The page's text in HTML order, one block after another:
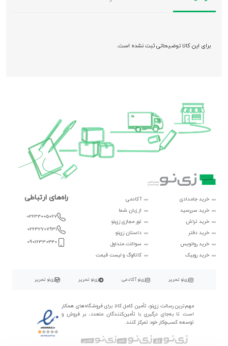
برای این کالا توضیحاتی ثبت نشده است.
خرید جامدادی
خرید سررسید
خرید تراش
خرید دفتر
خرید روانویس
خرید روبیک
آکادمی
از زبان شما
تور مجازی زی‌نو
داستان زی‌نو
سوالات متداول
کاتالوگ و لیست قیمت
راه‌های ارتباطی
02634005067
02632707931
09016330440
زی‌نو تحریر زی‌نو آکادمی زی‌نو تحریر زی‌نو تحریر
مهم‌ترین رسالت زی‌نو، تأمین کامل کالا برای فروشگاه‌های همکار
است تا به‌جای درگیری با تأمین‌کنندگان متعدد، بر فروش و
توسعه کسب‌وکار خود تمرکز کنند.